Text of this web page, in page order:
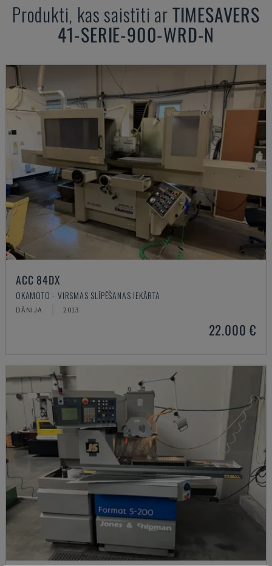
Produkti, kas saistīti arTIMESAVERS
41-SERIE-900-WRD-N
ACC 84DX
OKAMOTO - VIRSMAS SLĪPĒŠANAS IEKĀRTA
DĀNIJA 2013
22.000 €